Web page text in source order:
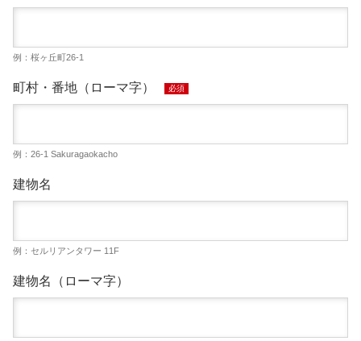
例：桜ヶ丘町26-1
町村・番地（ローマ字） 必須
例：26-1 Sakuragaokacho
建物名
例：セルリアンタワー 11F
建物名（ローマ字）